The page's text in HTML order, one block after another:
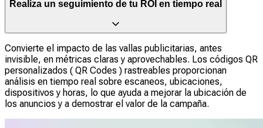
Realiza un seguimiento de tu ROI en tiempo real
Convierte el impacto de las vallas publicitarias, antes
invisible, en métricas claras y aprovechables. Los códigos QR
personalizados ( QR Codes ) rastreables proporcionan
análisis en tiempo real sobre escaneos, ubicaciones,
dispositivos y horas, lo que ayuda a mejorar la ubicación de
los anuncios y a demostrar el valor de la campaña.